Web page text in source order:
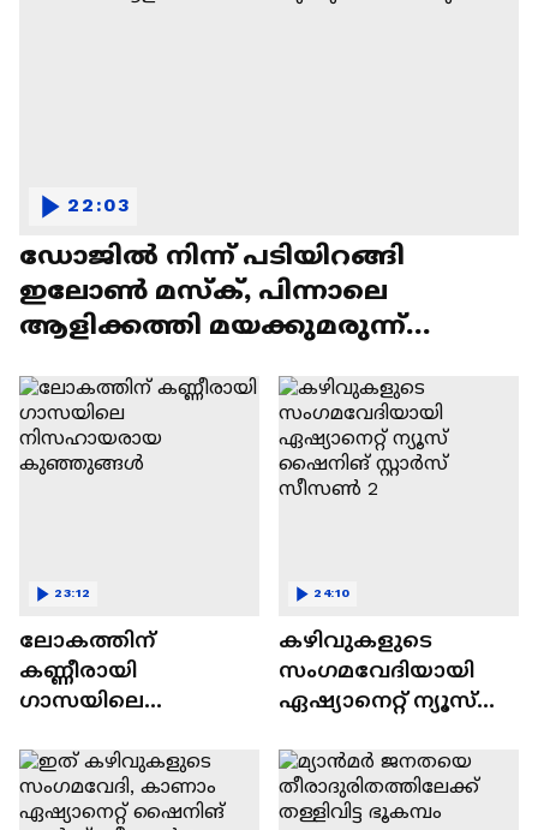
ഡോജിൽ നിന്ന് പടിയിറങ്ങി
ഇലോൺ മസ്ക്, പിന്നാലെ
ആളിക്കത്തി മയക്കുമരുന്ന്
22:03
ലോകത്തിന്
കണ്ണീരായി
ഗാസയിലെ
കുഞ്ഞുങ്ങൾ
23:12
കഴിവുകളുടെ
സംഗമവേദിയായി
ഏഷ്യാനെറ്റ് ന്യൂസ്
സീസൺ 2
24:10